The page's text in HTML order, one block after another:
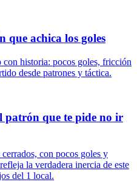
que achica los goles
historia: pocos goles, fricción
desde patrones y táctica.
patrón que te pide no ir
con pocos goles y
la verdadera inercia de este
del 1 local.